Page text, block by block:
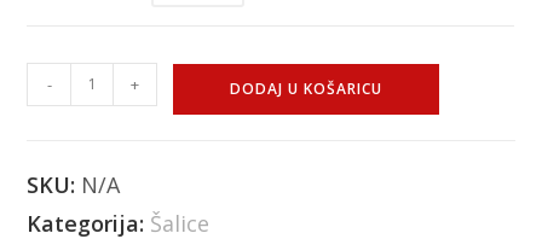
- + DODAJ U KOŠARICU
SKU: N/A
Kategorija: Šalice